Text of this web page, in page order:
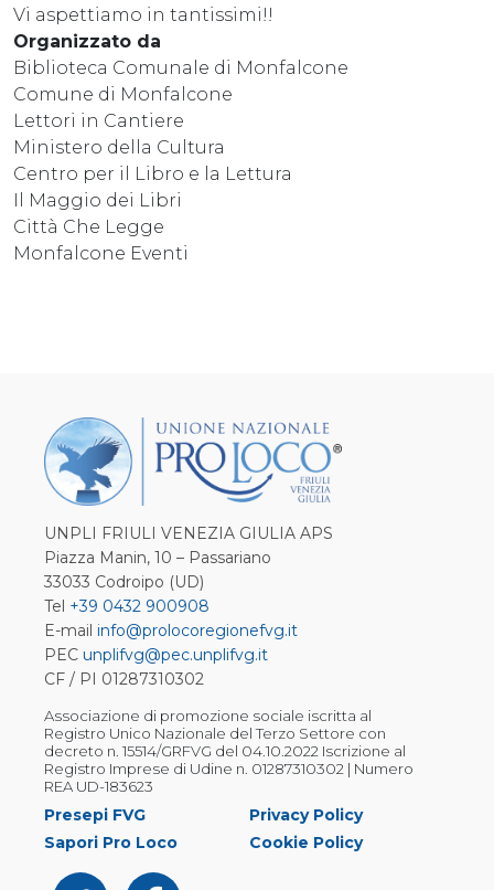
Vi aspettiamo in tantissimi!!
Organizzato da
Biblioteca Comunale di Monfalcone
Comune di Monfalcone
Lettori in Cantiere
Ministero della Cultura
Centro per il Libro e la Lettura
Il Maggio dei Libri
Città Che Legge
Monfalcone Eventi
UNPLI FRIULI VENEZIA GIULIA APS
Piazza Manin, 10 – Passariano
33033 Codroipo (UD)
Tel +39 0432 900908
E-mail info@prolocoregionefvg.it
PEC unplifvg@pec.unplifvg.it
CF / PI 01287310302
Associazione di promozione sociale iscritta al
Registro Unico Nazionale del Terzo Settore con
decreto n. 15514/GRFVG del 04.10.2022 Iscrizione al
Registro Imprese di Udine n. 01287310302 | Numero
REA UD-183623
Presepi FVG
Sapori Pro Loco
Privacy Policy
Cookie Policy